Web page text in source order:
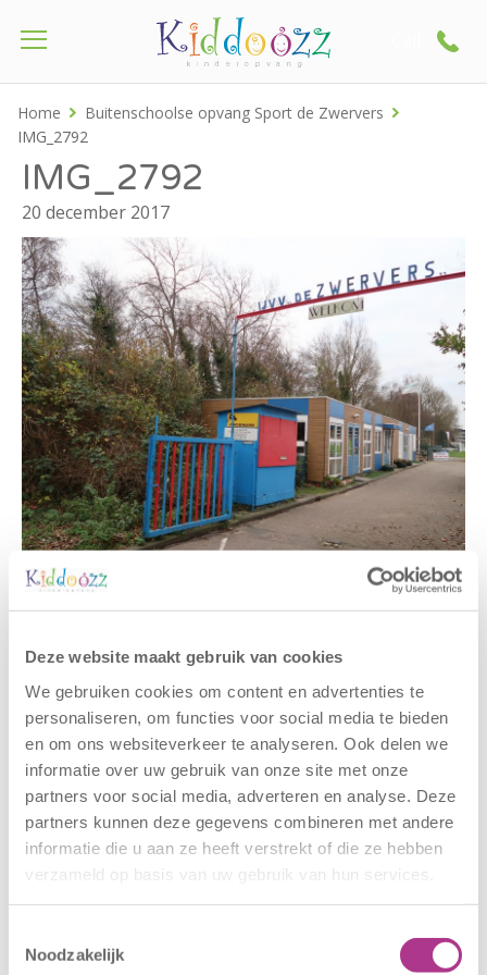
Deze website maakt gebruik van cookies
We gebruiken cookies om content en advertenties te
personaliseren, om functies voor social media te bieden
en om ons websiteverkeer te analyseren. Ook delen we
informatie over uw gebruik van onze site met onze
partners voor social media, adverteren en analyse. Deze
partners kunnen deze gegevens combineren met andere
informatie die u aan ze heeft verstrekt of die ze hebben
verzameld op basis van uw gebruik van hun services.
Noodzakelijk
Home
Buitenschoolse opvang Sport de Zwervers
IMG_2792
IMG_2792
20 december 2017
Gerelateerde berichten
Nieuwe locatie
Oldegaarde
Sluiting
CODE ROOD